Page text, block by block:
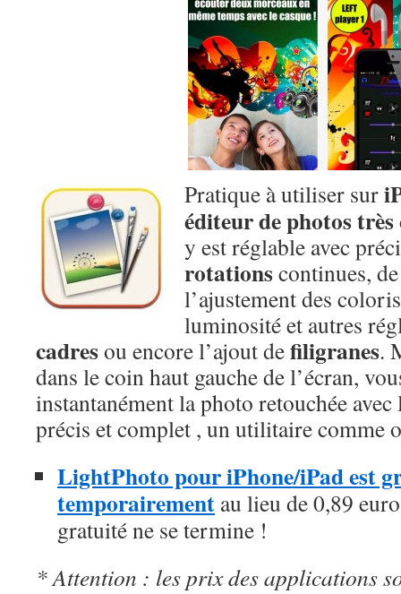
Pratique à utiliser sur
éditeur de photos
y est réglable avec
rotationscontinues,
l’ajustement des
luminosité et autres
cadresou encore l’ajout defiligranes.
dans le coin haut gauche de l’écran,
instantanément la photo retouchée
précis et complet , un utilitaire comme
LightPhoto pour iPhone/iPad est
temporairement au lieu de 0,89
gratuité ne se termine !
* Attention : les prix des applications